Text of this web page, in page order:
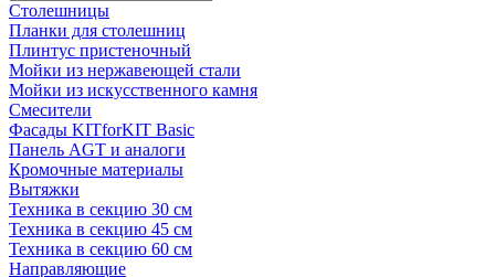
Столешницы
Планки для столешниц
Плинтус пристеночный
Мойки из нержавеющей стали
Мойки из искусственного камня
Смесители
Фасады KITforKIT Basic
Панель AGT и аналоги
Кромочные материалы
Вытяжки
Техника в секцию 30 см
Техника в секцию 45 см
Техника в секцию 60 см
Направляющие